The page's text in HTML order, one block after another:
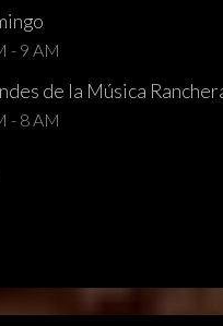
- 9 AM
de la Música
- 8 AM